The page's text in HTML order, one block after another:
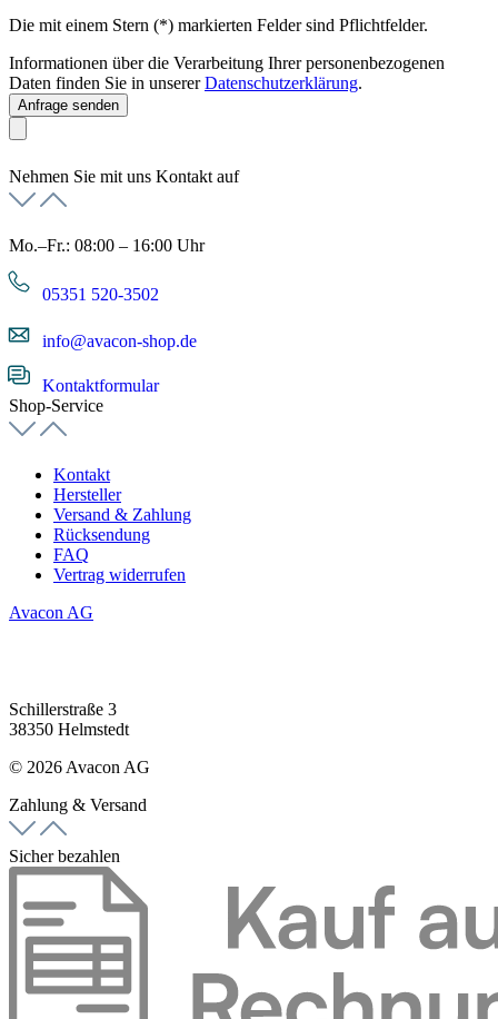
Die mit einem Stern (*) markierten Felder sind Pflichtfelder.
Informationen über die Verarbeitung Ihrer personenbezogenen
Daten finden Sie in unsererDatenschutzerklärung.
Anfrage senden
Nehmen Sie mit uns Kontakt auf
Mo.–Fr.: 08:00 – 16:00 Uhr
05351 520-3502
info@avacon-shop.de
Kontaktformular
Shop-Service
Kontakt
Hersteller
Versand & Zahlung
Rücksendung
FAQ
Vertrag widerrufen
Avacon AG
Schillerstraße 3
38350 Helmstedt
© 2026 Avacon AG
Zahlung & Versand
Sicher bezahlen